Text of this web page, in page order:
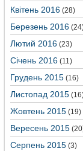
Квітень 2016 (28)
Березень 2016
Лютий 2016 (23)
Січень 2016 (11)
Грудень 2015 (16)
Листопад 2015
Жовтень 2015 (19)
Вересень 2015
Серпень 2015 (3)